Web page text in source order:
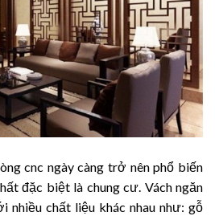
cnc ngày càng trở nên phổ biến
đặc biệt là chung cư. Vách ngăn
nhiều chất liệu khác nhau như: gỗ